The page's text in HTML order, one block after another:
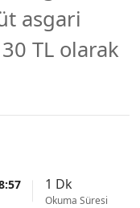
asgari
TL olarak
1 Dk
Okuma Süresi